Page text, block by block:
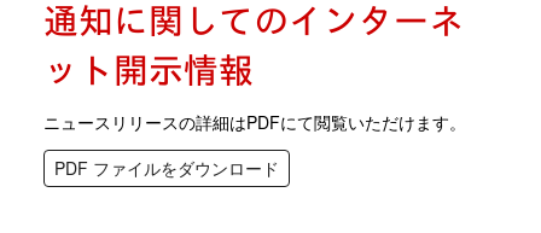
通知に関してのインターネ
ット開示情報
ニュースリリースの詳細はPDFにて閲覧いただけます。
PDF ファイルをダウンロード